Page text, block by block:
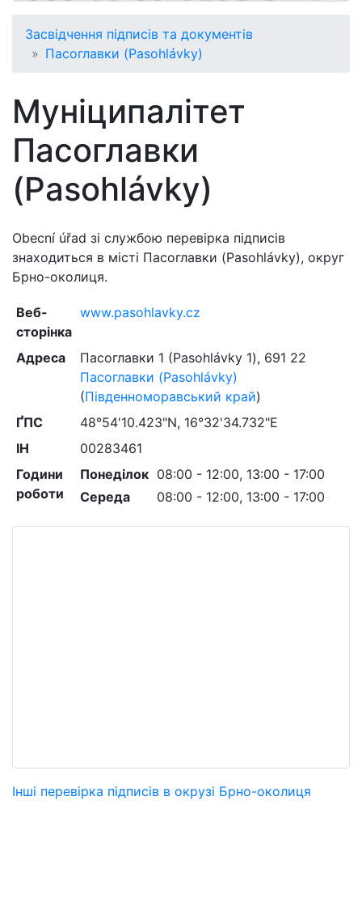
Засвідчення підписів та документів
Пасоглавки (Pasohlávky)
Муніципалітет
Пасоглавки
(Pasohlávky)
Obecní úřad зі службою перевірка підписів
знаходиться в місті Пасоглавки (Pasohlávky), округ
Брно-околиця.
Веб-
сторінка
www.pasohlavky.cz
Адреса Пасоглавки 1 (Pasohlávky 1), 691 22
Пасоглавки (Pasohlávky)
(Південноморавський край)
ҐПС
48°54'10.423"N, 16°32'34.732"E
ІН
00283461
Години
роботи
Понеділок 08:00 - 12:00, 13:00 - 17:00
Середа
08:00 - 12:00, 13:00 - 17:00
Інші перевірка підписів в окрузі Брно-околиця